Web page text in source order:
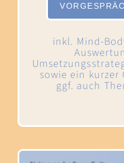
inkl. Mind-
sowie ein kurzer
ggf. auch